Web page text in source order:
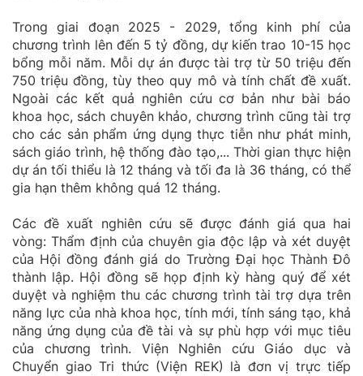
Trong giai đoạn 2025 - 2029, tổng kinh phí của
chương trình lên đến 5 tỷ đồng, dự kiến trao 10-15 học
bổng mỗi năm. Mỗi dự án được tài trợ từ 50 triệu đến
750 triệu đồng, tùy theo quy mô và tính chất đề xuất.
Ngoài các kết quả nghiên cứu cơ bản như bài báo
khoa học, sách chuyên khảo, chương trình cũng tài trợ
cho các sản phẩm ứng dụng thực tiễn như phát minh,
sách giáo trình, hệ thống đào tạo,... Thời gian thực hiện
dự án tối thiểu là 12 tháng và tối đa là 36 tháng, có thể
gia hạn thêm không quá 12 tháng.
Các đề xuất nghiên cứu sẽ được đánh giá qua hai
vòng: Thẩm định của chuyên gia độc lập và xét duyệt
của Hội đồng đánh giá do Trường Đại học Thành Đô
thành lập. Hội đồng sẽ họp định kỳ hàng quý để xét
duyệt và nghiệm thu các chương trình tài trợ dựa trên
năng lực của nhà khoa học, tính mới, tính sáng tạo, khả
năng ứng dụng của đề tài và sự phù hợp với mục tiêu
của chương trình. Viện Nghiên cứu Giáo dục và
Chuyển giao Tri thức (Viện REK) là đơn vị trực tiếp